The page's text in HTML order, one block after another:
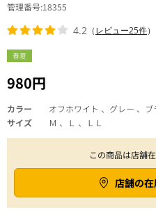
春夏
980円
管理番号 18355
4.2 （レビュー25件）
カラー
オフホワイト 、グレー 、ブ
サイズ
Ｍ 、Ｌ 、ＬＬ
この商品は店舗
店舗の